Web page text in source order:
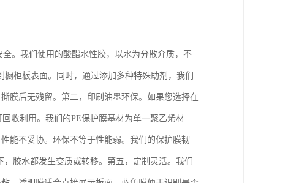
。我们使用的酸酯水性胶，以水为分散介质，不
柜板表面。同时，通过添加多种特殊助剂，我们
膜后无残留。第二，印刷油墨环保。如果您选择在
收利用。我们的PE保护膜基材为单一聚乙烯材
能不妥协。环保不等于性能弱。我们的保护膜韧
胶水都发生变质或转移。第五，定制灵活。我们